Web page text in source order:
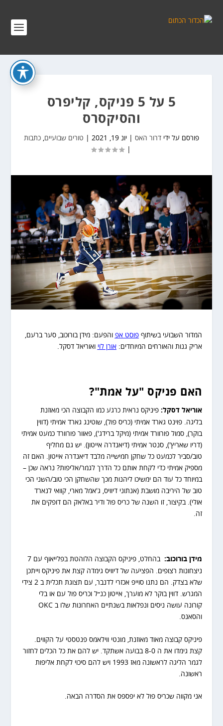
5 על 5 פניקס, קליפרס
והסיקסרס
פורסם על ידי דרור האס יונ 19, 2021 טורים שבועיים, כתבות
המדור השבועי בשיתוףפוסט אפ והפעם: מידן בורוכוב, סער ברעם,
אריק גנות והאורחים המיוחדים:אורן לוי ואוריאל דסקל.
האם פניקס "על אמת"?
אוריאל דסקל:פיניקס נראית כרגע כמו הקבוצה הכי מאוזנת
בליגה. פוינט גארד אמיתי (כריס פול), שוטינג גארד אמיתי (דווין
בוקר), סמול פורוורד אמיתי (מיקל ברידג'), פאוור פורוורד כמעט אמיתי
(דריו שאריץ'), סנטר אמיתי (דיאנדרה אייטון). יש גם מחליף
טוב/סביר לכמעט כל שחקן חמישייה מלבד דיאנדרה אייטון. האם זה
מספיק אמיתי כדי לקחת אותם כל הדרך לגמר/אליפות? נראה שכן –
במיוחד כל עוד הם ימשיכו ליהנות מכך שהשחקן הכי טוב/השני הכי
טוב של היריבה מושבת (אנתוני דיוויס, ג'אמל מארי, קוואי לנארד
אולי). בקיצור, זו השנה של כריס פול ודיר באלאק הם דופקים את
זה.
מידן בורוכוב:
בהחלט, פיניקס הקבוצה הלוהטת בפלייאוף עם 7
ניצחונות רצופים. הפציעה של דיוויס גימדה קצת את פיניקס וייתכן
שלא בצדק. הם נתנו סוייפ אכזרי לדנבר, עם תצוגת תכלית ב 2 צידי
המגרש. דווין בוקר לא מוערך, אייטון כנ״ל וכריס פול עם או בלי
קורונה עושה ניסים ונפלאות בשנתיים האחרונות שלו ב OKC
והסאנס.
פיניקס קבוצה מאוד מאוזנת, מונטי ווילאמס פנטסטי על הקווים.
קצת גימדו את ה 8-0 בבועה אשתקד. יש להם את כל הכלים לחזור
לגמר הליגה לראשונה מאז 1993 ויש להם סיכוי לקחת אליפות
ראשונה.
אני מקווה שכריס פול לא יפספס את הסדרה הבאה.